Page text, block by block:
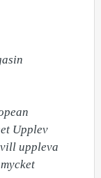
Upplev
uppleva